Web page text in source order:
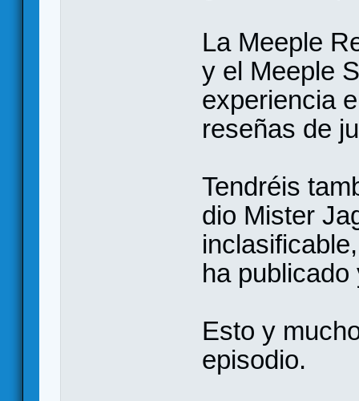
La Meeple
y el Meeple
experiencia
reseñas de
Tendréis
dio Mister
ha
Esto y
episodio.